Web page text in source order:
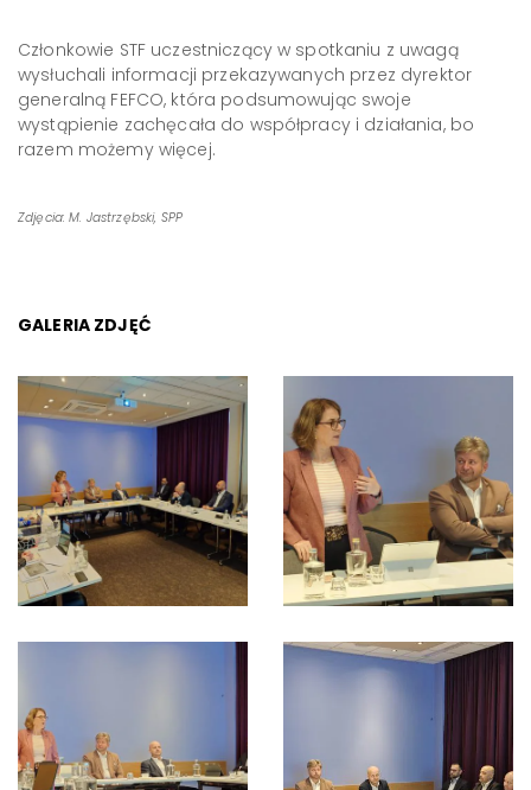
Członkowie STF uczestniczący w spotkaniu z uwagą
wysłuchali informacji przekazywanych przez dyrektor
generalną FEFCO, która podsumowując swoje
wystąpienie zachęcała do współpracy i działania, bo
razem możemy więcej.
Zdjęcia: M. Jastrzębski, SPP
GALERIA ZDJĘĆ